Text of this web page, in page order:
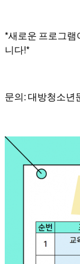
*새로운 프로그램
니다!*
문의: 대방청소년